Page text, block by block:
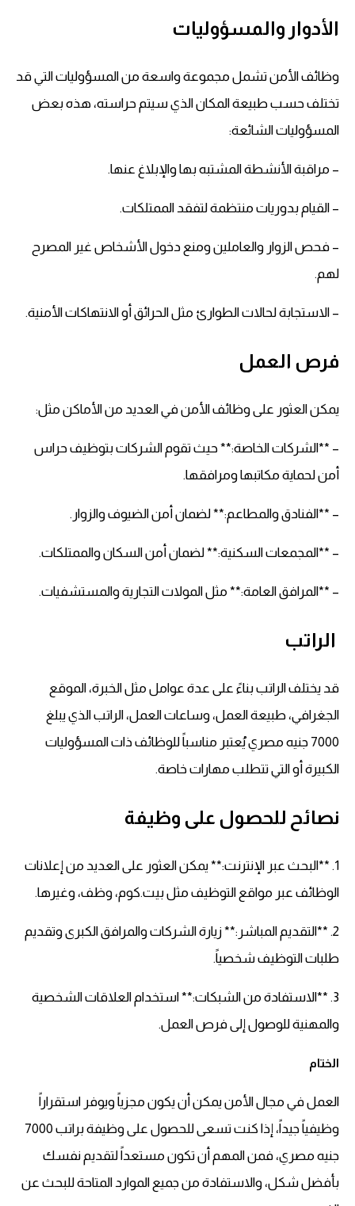
الأدوار والمسؤوليات
وظائف الأمن تشمل مجموعة واسعة من المسؤوليات التي قد
تختلف حسب طبيعة المكان الذي سيتم حراسته، هذه بعض
المسؤوليات الشائعة:
– مراقبة الأنشطة المشتبه بها والإبلاغ عنها.
– القيام بدوريات منتظمة لتفقد الممتلكات.
– فحص الزوار والعاملين ومنع دخول الأشخاص غير المصرح
لهم.
– الاستجابة لحالات الطوارئ مثل الحرائق أو الانتهاكات الأمنية.
فرص العمل
يمكن العثور على وظائف الأمن في العديد من الأماكن مثل:
– **الشركات الخاصة:** حيث تقوم الشركات بتوظيف حراس
أمن لحماية مكاتبها ومرافقها.
– **الفنادق والمطاعم:** لضمان أمن الضيوف والزوار.
– **المجمعات السكنية:** لضمان أمن السكان والممتلكات.
– **المرافق العامة:** مثل المولات التجارية والمستشفيات.
الراتب
قد يختلف الراتب بناءً على عدة عوامل مثل الخبرة، الموقع
الجغرافي، طبيعة العمل، وساعات العمل، الراتب الذي يبلغ
7000 جنيه مصري يُعتبر مناسباً للوظائف ذات المسؤوليات
الكبيرة أو التي تتطلب مهارات خاصة.
نصائح للحصول على وظيفة
1. **البحث عبر الإنترنت:** يمكن العثور على العديد من إعلانات
الوظائف عبر مواقع التوظيف مثل بيت.كوم، وظف، وغيرها.
2. **التقديم المباشر:** زيارة الشركات والمرافق الكبرى وتقديم
طلبات التوظيف شخصياً.
3. **الاستفادة من الشبكات:** استخدام العلاقات الشخصية
والمهنية للوصول إلى فرص العمل.
الختام
العمل في مجال الأمن يمكن أن يكون مجزياً ويوفر استقراراً
وظيفياً جيداً، إذا كنت تسعى للحصول على وظيفة براتب 7000
جنيه مصري، فمن المهم أن تكون مستعداً لتقديم نفسك
بأفضل شكل، والاستفادة من جميع الموارد المتاحة للبحث عن